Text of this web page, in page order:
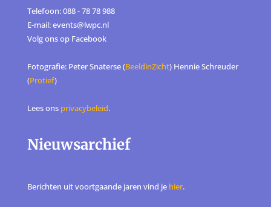
Telefoon: 088 - 78 78 988
E-mail: events@lwpc.nl
Volg ons op Facebook
Fotografie: Peter Snaterse (BeeldinZicht) Hennie Schreuder
(Protief)
Lees ons privacybeleid.
Nieuwsarchief
Berichten uit voortgaande jaren vind je hier.